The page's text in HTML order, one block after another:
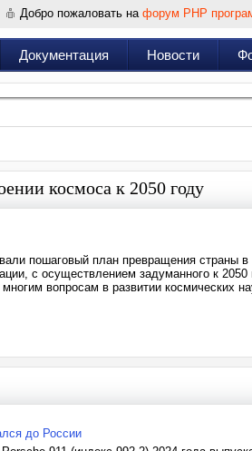
Добро пожаловать на форум PHP
Документация Новости
космоса к 2050 году
пошаговый план превращения страны в
с осуществлением задуманного к 2050
вопросам в развитии космических
до России